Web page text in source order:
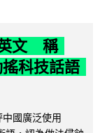
英文 稱
科技話語
國廣泛使用